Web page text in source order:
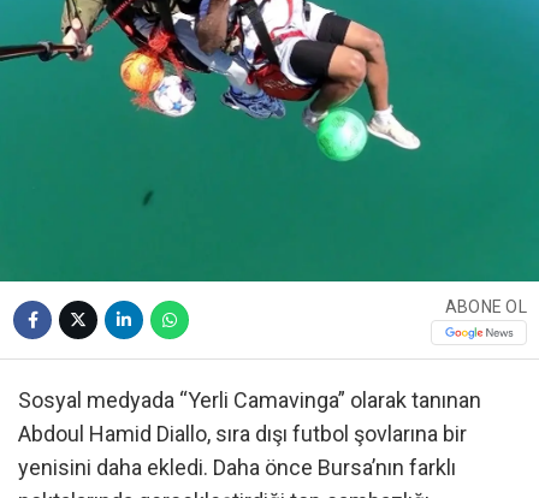
ABONE OL
Sosyal medyada “Yerli Camavinga” olarak tanınan
Abdoul Hamid Diallo, sıra dışı futbol şovlarına bir
yenisini daha ekledi. Daha önce Bursa’nın farklı